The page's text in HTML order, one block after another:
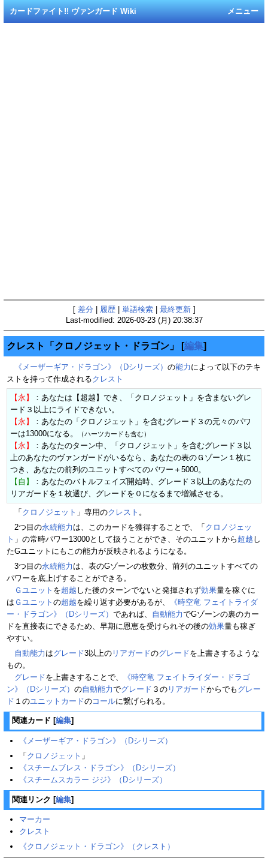
メニュー
カードファイト!! ヴァンガード Wiki
[ 差分 履歴| 単語検索| 最終更新]
Last-modified: 2026-03-23 (月) 20:38:37
クレスト「クロノジェット・ドラゴン」 [編集]
《メーザーギア・ドラゴン》（Dシリーズ） の能力 によって以下のテキ
ストを持って作成されるクレスト
【永】
：あなたは【超越】でき、「クロノジェット」を含まないグレ
ード３以上にライドできない。
【永】
：あなたの「クロノジェット」を含むグレード３の元々のパワ
ーは13000になる。
（ハーツカードも含む）
【永】
：あなたのターン中、「クロノジェット」を含むグレード３以
上のあなたのヴァンガードがいるなら、あなたの表のＧゾーン１枚に
つき、あなたの前列のユニットすべてのパワー＋5000。
【自】
：あなたのバトルフェイズ開始時、グレード３以上のあなたの
リアガードを１枚選び、グレードを０になるまで増減させる。
「 クロノジェット 」専用のクレスト 。
2つ目の永続能力 は、このカードを獲得することで、「 クロノジェッ
ト 」の常時パワー13000として扱うことができ、そのユニットから 超越 し
たGユニットにもこの能力が反映されるようになる。
3つ目の永続能力 は、表のGゾーンの枚数分、前列のユニットすべての
パワーを底上げすることができる。
Ｇユニット を超越 した後のターンでないと発揮されず効果量を稼ぐに
は Ｇユニット の超越を繰り返す必要があるが、
《時空竜 フェイトライダ
ー・ドラゴン》（Dシリーズ） であれば、 自動能力でGゾーンの裏のカー
ドを直接表にできるため、早期に恩恵を受けられその後の効果量も稼ぎ
やすい。
自動能力 はグレード3以上の リアガードのグレードを上書きするような
もの。
グレードを上書きすることで、
《時空竜 フェイトライダー・ドラゴ
ン》（Dシリーズ） の自動能力でグレード ３の リアガードからでも グレー
ド １のユニットカードのコールに繋げられる。
関連カード [編集]
《メーザーギア・ドラゴン》（Dシリーズ）
「 クロノジェット 」
《スチームブレス・ドラゴン》（Dシリーズ）‎
《スチームスカラー ジジ》（Dシリーズ）
関連リンク [編集]
マーカー
クレスト
《クロノジェット・ドラゴン》（クレスト）